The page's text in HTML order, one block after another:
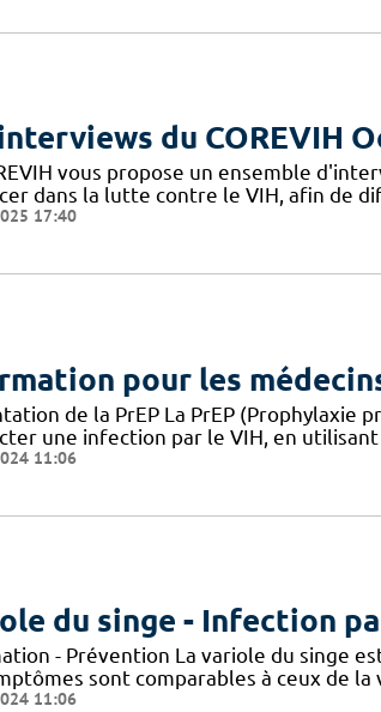
du COREVIH
vous propose un ensemble
dans la lutte contre le VIH, afin de
17:40
pour les
de la PrEP La PrEP
une infection par le VIH, en
11:06
du singe - Infection
- Prévention La variole du singe
sont comparables à ceux de
11:06